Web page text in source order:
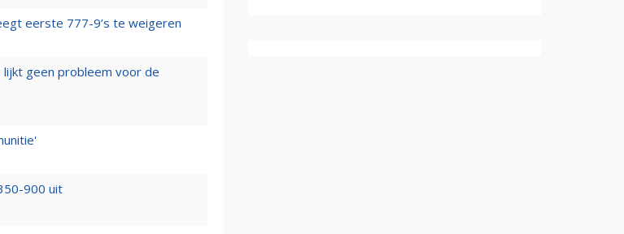
eerste 777-9’s te weigeren
geen probleem voor de
900 uit